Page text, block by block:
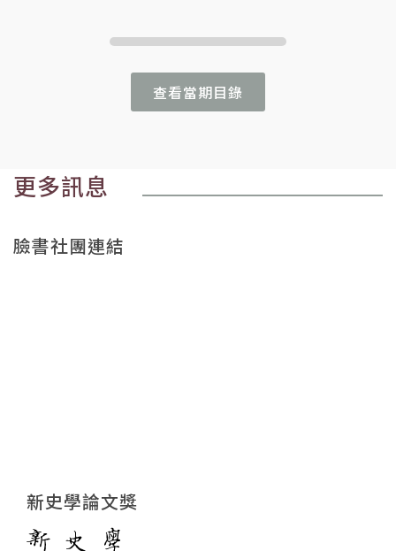
查看當期目錄
更多訊息
臉書社團連結
新史學論文獎